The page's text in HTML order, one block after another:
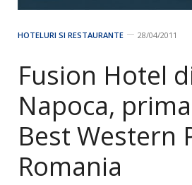
HOTELURI SI RESTAURANTE 28/04/2011
Fusion Hotel
Napoca,
Best Western
Romania